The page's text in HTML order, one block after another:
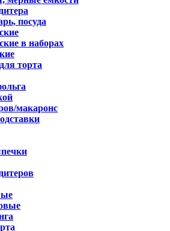
посуда
в наборах
торта
макаронс